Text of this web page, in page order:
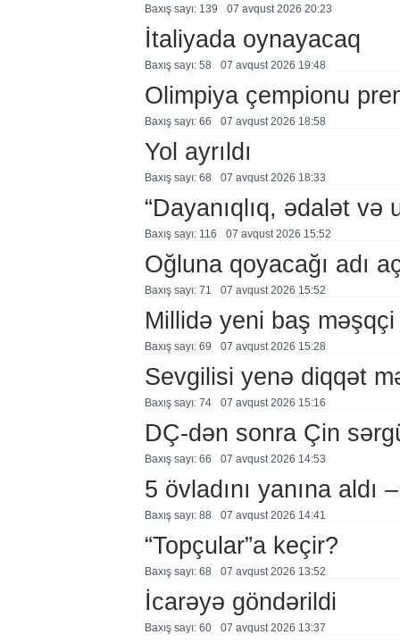
Baxış sayı: 139 07 avqust 2026 20:23
İtaliyada oynayacaq
Baxış sayı: 58 07 avqust 2026 19:48
Olimpiya çempionu
Baxış sayı: 66 07 avqust 2026 18:58
Yol ayrıldı
Baxış sayı: 68 07 avqust 2026 18:33
“Dayanıqlıq, ədalət
Baxış sayı: 116 07 avqust 2026 15:52
Oğluna qoyacağı adı
Baxış sayı: 71 07 avqust 2026 15:52
Millidə yeni baş məşqçi
Baxış sayı: 69 07 avqust 2026 15:28
Sevgilisi yenə diqqət
Baxış sayı: 74 07 avqust 2026 15:16
DÇ-dən sonra Çin
Baxış sayı: 66 07 avqust 2026 14:53
5 övladını yanına aldı
Baxış sayı: 88 07 avqust 2026 14:41
“Topçular”a keçir?
Baxış sayı: 68 07 avqust 2026 13:52
İcarəyə göndərildi
Baxış sayı: 60 07 avqust 2026 13:37